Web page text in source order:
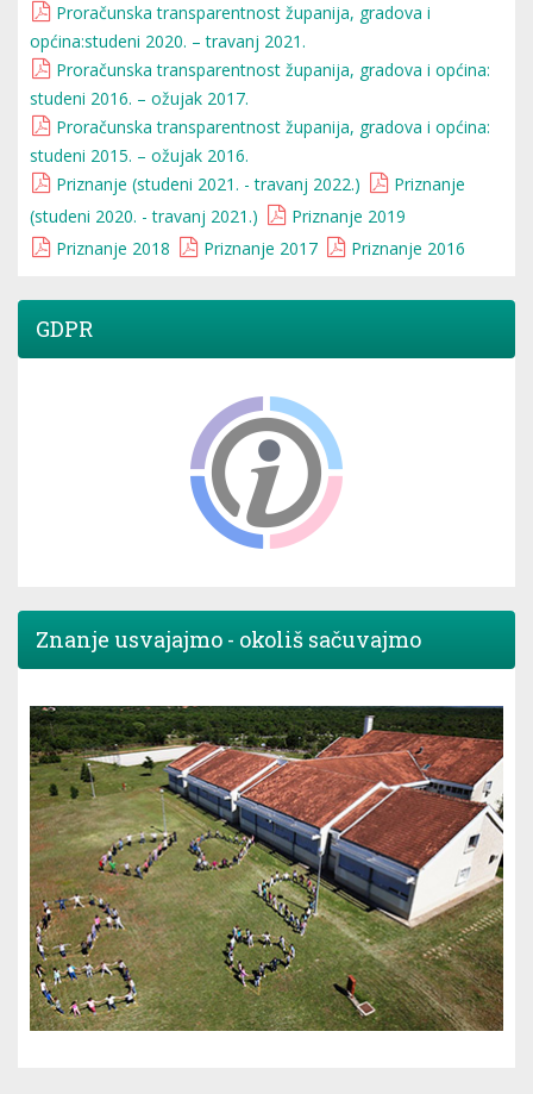
Proračunska transparentnost županija, gradova i
općina:studeni 2020. – travanj 2021.
Proračunska transparentnost županija, gradova i općina:
studeni 2016. – ožujak 2017.
Proračunska transparentnost županija, gradova i općina:
studeni 2015. – ožujak 2016.
Priznanje (studeni 2021. - travanj 2022.)
Priznanje
(studeni 2020. - travanj 2021.)
Priznanje 2019
Priznanje 2018
Priznanje 2017 Priznanje 2016
GDPR
Znanje usvajajmo - okoliš sačuvajmo